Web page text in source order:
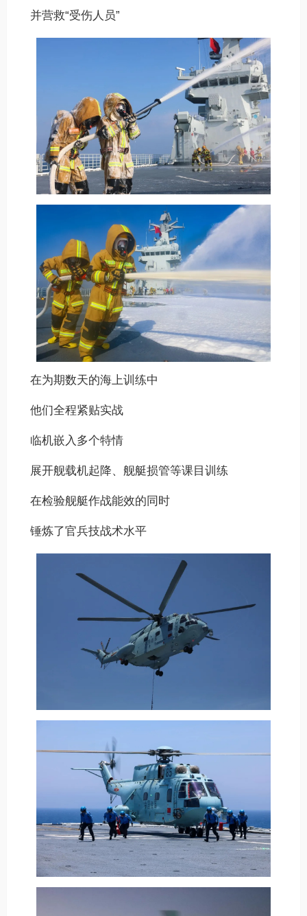
并营救“受伤人员”
在为期数天的海上训练中
他们全程紧贴实战
临机嵌入多个特情
展开舰载机起降、舰艇损管等课目训练
在检验舰艇作战能效的同时
锤炼了官兵技战术水平